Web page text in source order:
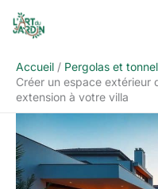
Aller
Accueil
Pergolas et
Créer un espace extérieur
extension à votre villa
Rechercher